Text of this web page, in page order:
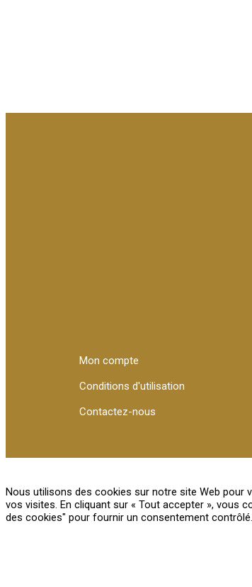
Mon compte
Conditions d'utilisation
Contactez-nous
Nous utilisons des cookies sur notre site Web pour
vos visites. En cliquant sur « Tout accepter », vous
des cookies" pour fournir un consentement contrôlé.